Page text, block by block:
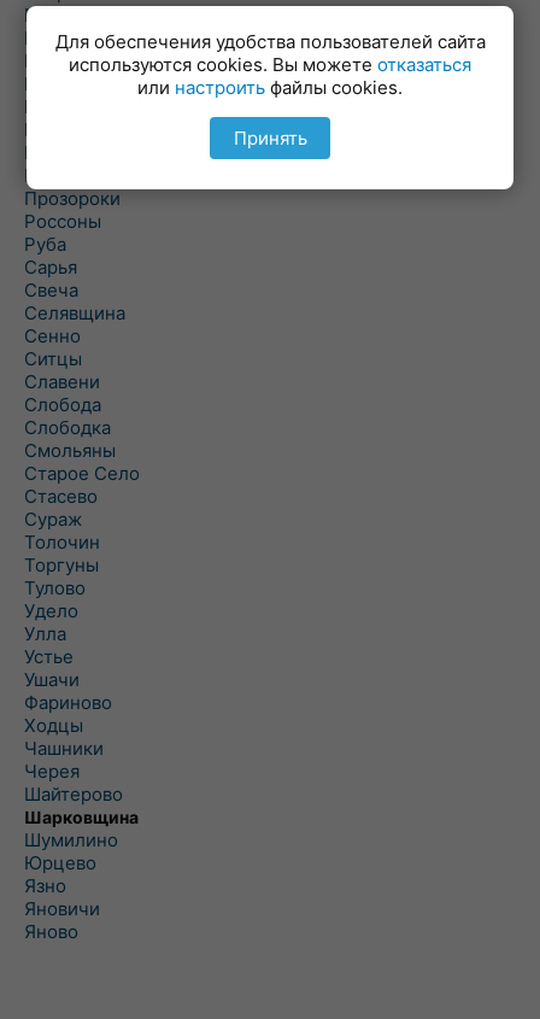
Пальминка
Парафьяново
Плисса
Повятье
Погоща
Подсвилье
Полоцк
Поставы
Прозороки
Россоны
Руба
Сарья
Свеча
Селявщина
Сенно
Ситцы
Славени
Слобода
Слободка
Смольяны
Старое Село
Стасево
Сураж
Толочин
Торгуны
Тулово
Удело
Улла
Устье
Ушачи
Фариново
Ходцы
Чашники
Черея
Шайтерово
Шарковщина
Шумилино
Юрцево
Язно
Яновичи
Яново
Для обеспечения удобства пользователей сайта
используются cookies. Вы можете отказаться
или настроить файлы cookies.
Принять